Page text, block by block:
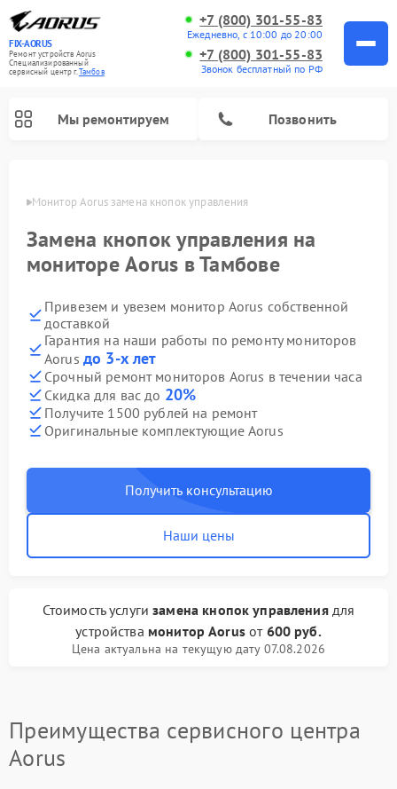
FIX-AORUS
Ремонт устройств Aorus
Специализированный
cервисный центр г.Тамбов
+7 (800) 301-55-83
Ежедневно, с 10:00 до 20:00
+7 (800) 301-55-83
Звонок бесплатный по РФ
Мы ремонтируем Позвонить
Монитор Aorus замена кнопок управления
Замена кнопок управления на
мониторе Aorus в Тамбове
Привезем и увезем монитор Aorus собственной
доставкой
Гарантия на наши работы по ремонту мониторов
Aorus до 3-х лет
Срочный ремонт мониторов Aorus в течении часа
Скидка для вас до 20%
Получите 1500 рублей на ремонт
Оригинальные комплектующие Aorus
Получить консультацию
Наши цены
Стоимость услугизамена кнопок управлениядля
устройства монитор Aorusот 600 руб.
Цена актуальна на текущую дату 07.08.2026
Преимущества сервисного центра
Aorus